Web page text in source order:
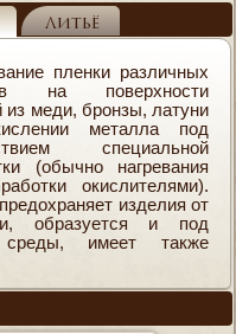
Литьё
пленки различных
на поверхности
из меди, бронзы, латуни
металла под
специальной
(обычно нагревания
окислителями).
изделия от
образуется и под
среды, имеет также